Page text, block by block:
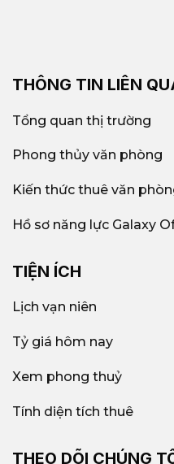
THÔNG TIN LIÊN
Tổng quan thị trường
Phong thủy văn phòng
Kiến thức thuê văn
Hồ sơ năng lực Galaxy
TIỆN ÍCH
Lịch vạn niên
Tỷ giá hôm nay
Xem phong thuỷ
Tính diện tích thuê
THEO DÕI CHÚNG